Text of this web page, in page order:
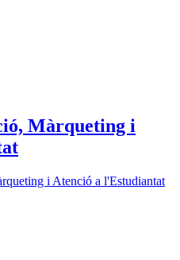
Màrqueting i
i Atenció a l'Estudiantat